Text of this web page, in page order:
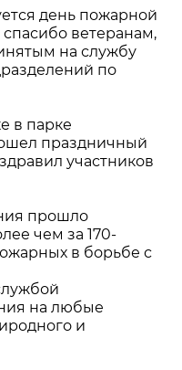
день пожарной
ветеранам,
на службу
по
в парке
праздничный
участников
прошло
чем за 170-
в борьбе с
на любые
и